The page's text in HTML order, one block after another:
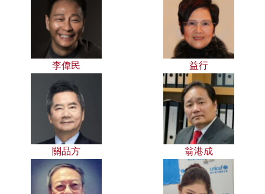
李偉民 益行
關品方 翁港成